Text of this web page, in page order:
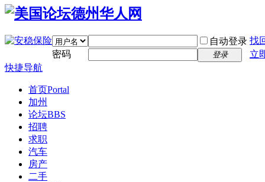
自动登录 找
密码
登录
立
快捷导航
首页Portal
加州
论坛BBS
招聘
求职
汽车
房产
二手